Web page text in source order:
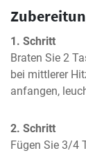
1. Schritt
Braten Sie 2
bei mittlerer
anfangen,
2. Schritt
Fügen Sie 3/4